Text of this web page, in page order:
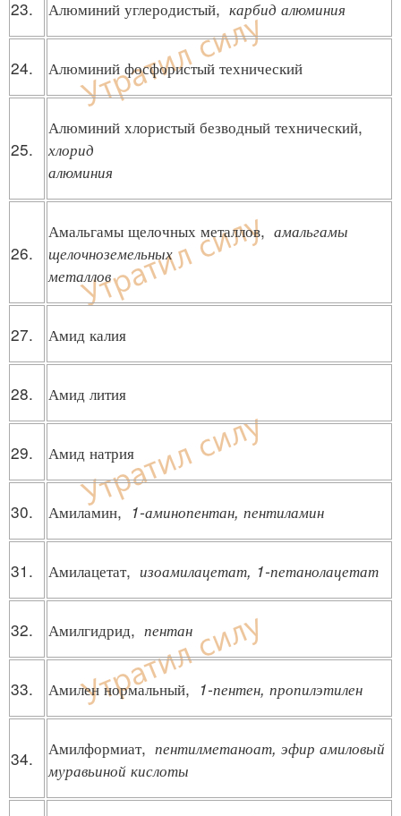
23. Алюминий углеродистый, карбид алюминия
24. Алюминий фосфористый технический
25.
Алюминий хлористый безводный технический,
хлорид
алюминия
26.
Амальгамы щелочных металлов, амальгамы
щелочноземельных
металлов
27. Амид калия
28. Амид лития
29. Амид натрия
30. Амиламин, 1-аминопентан, пентиламин
31. Амилацетат, изоамилацетат, 1-петанолацетат
32. Амилгидрид, пентан
33. Амилен нормальный, 1-пентен, пропилэтилен
34. Амилформиат, пентилметаноат, эфир амиловый
муравьиной кислоты